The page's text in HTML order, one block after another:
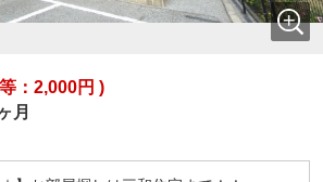
：2,000円 )
月